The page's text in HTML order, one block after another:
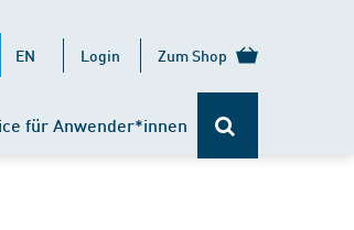
EN Login Zum Shop
für Anwender*innen